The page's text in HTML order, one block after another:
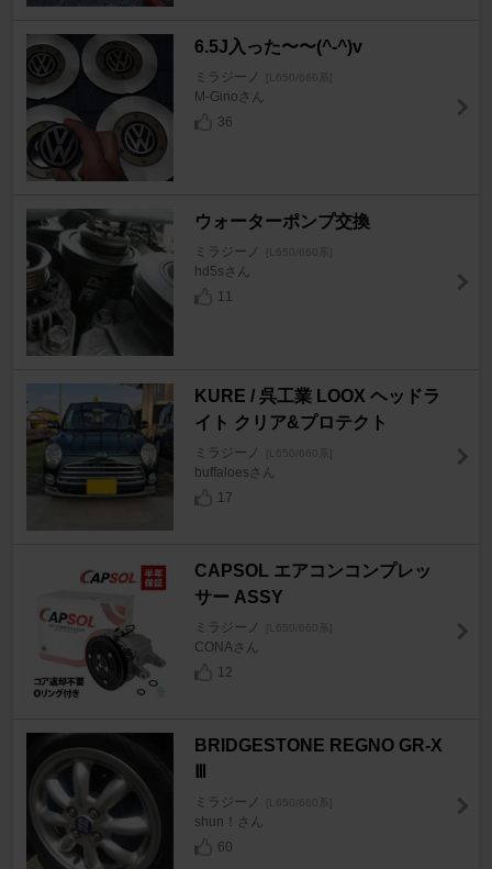
6.5J入った〜〜(^-^)v
ミラジーノ [L650/660系]
M-Ginoさん
36
ウォーターポンプ交換
ミラジーノ [L650/660系]
hd5sさん
11
KURE / 呉工業 LOOX ヘッドラ
イト クリア&プロテクト
ミラジーノ [L650/660系]
buffaloesさん
17
CAPSOL エアコンコンプレッ
サー ASSY
ミラジーノ [L650/660系]
CONAさん
12
BRIDGESTONE REGNO GR-X
ミラジーノ [L650/660系]
shun！さん
60